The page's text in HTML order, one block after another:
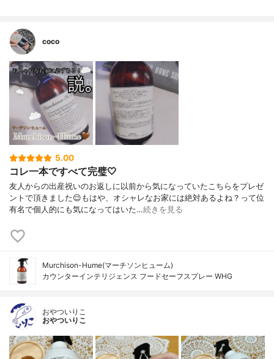
coco
5.00
コレ一本ですべて完璧🤍
友人からの出産祝いのお返しに以前から気になっていたこちらをプレゼ
ントで頂きました😌もはや、オシャレなお家には絶対あるよね？って位
有名で個人的にも気になってはいた…続きを見る
Murchison-Hume(マーチソンヒューム)
カウンターインテリジェンス フードセーフスプレー WHG
おやついりこ
おやついりこ